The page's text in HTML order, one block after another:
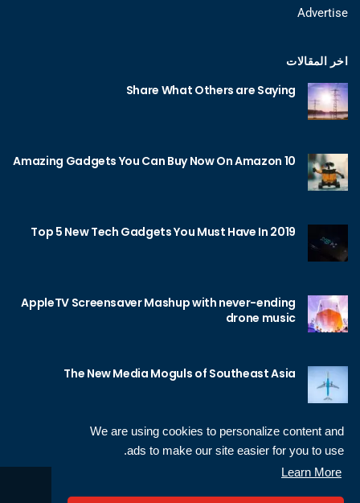
We are using cookies to personalize content and
ads to make our site easier for you to use.
Learn More
Advertise
اخر المقالات
Share What Others are Saying
10 Amazing Gadgets You Can Buy Now On Amazon
Top 5 New Tech Gadgets You Must Have In 2019
AppleTV Screensaver Mashup with never-ending
drone music
The New Media Moguls of Southeast Asia